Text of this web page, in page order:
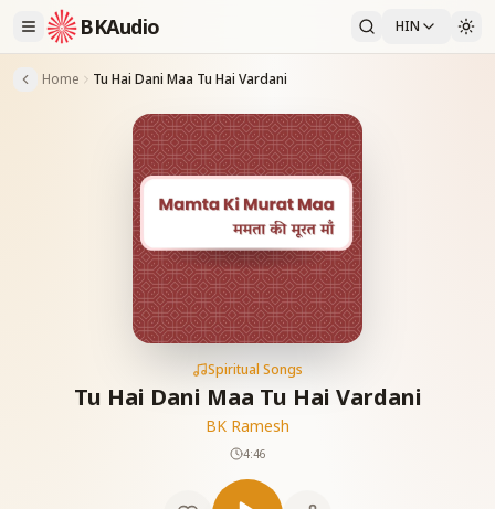
BKAudio HIN
Home Tu Hai Dani Maa Tu Hai Vardani
Spiritual Songs
Tu Hai Dani Maa Tu Hai Vardani
BK Ramesh
4:46